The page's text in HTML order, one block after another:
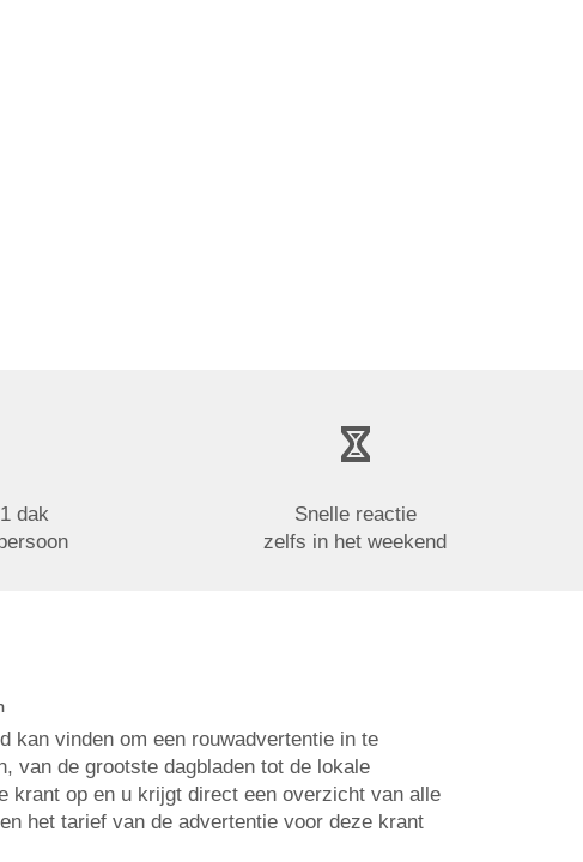
dak
Snelle reactie
zelfs in het weekend
kan vinden om een rouwadvertentie in te
van de grootste dagbladen tot de lokale
krant op en u krijgt direct een overzicht van alle
het tarief van de advertentie voor deze krant